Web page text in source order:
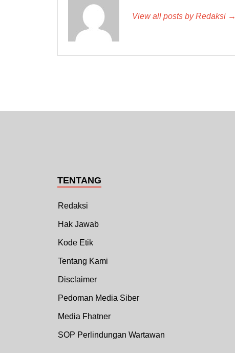
View all posts by Redaksi →
TENTANG
Redaksi
Hak Jawab
Kode Etik
Tentang Kami
Disclaimer
Pedoman Media Siber
Media Fhatner
SOP Perlindungan Wartawan